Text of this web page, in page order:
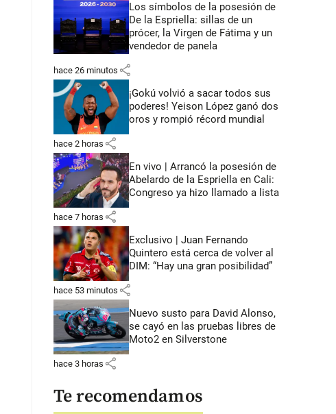
Los símbolos de la posesión de
De la Espriella: sillas de un
prócer, la Virgen de Fátima y un
vendedor de panela
hace 26 minutos share
¡Gokú volvió a sacar todos sus
poderes! Yeison López ganó dos
oros y rompió récord mundial
hace 2 horas share
En vivo | Arrancó la posesión de
Abelardo de la Espriella en Cali:
Congreso ya hizo llamado a lista
hace 7 horas share
Exclusivo | Juan Fernando
Quintero está cerca de volver al
DIM: “Hay una gran posibilidad”
hace 53 minutos share
Nuevo susto para David Alonso,
se cayó en las pruebas libres de
Moto2 en Silverstone
hace 3 horas share
Te recomendamos